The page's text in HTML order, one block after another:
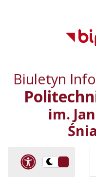
Biuletyn
im.
Panel
Przelącz